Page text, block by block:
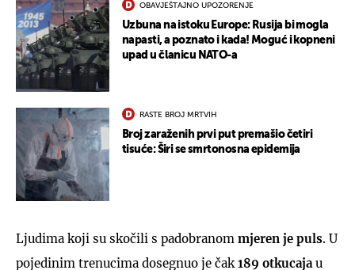
OBAVJEŠTAJNO UPOZORENJE
Uzbuna na istoku Europe: Rusija bi mogla
napasti, a poznato i kada! Moguć i kopneni
upad u članicu NATO-a
RASTE BROJ MRTVIH
Broj zaraženih prvi put premašio četiri
tisuće: Širi se smrtonosna epidemija
Ljudima koji su skočili s padobranom mjeren je puls. U
pojedinim trenucima dosegnuo je čak 189 otkucaja u